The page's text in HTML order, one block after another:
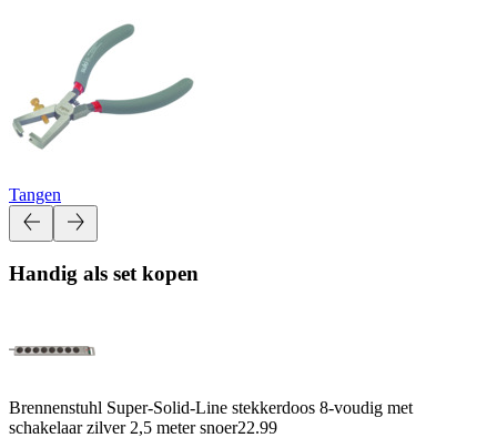
Tangen
Handig als set kopen
Brennenstuhl Super-Solid-Line stekkerdoos 8-voudig met
schakelaar zilver 2,5 meter snoer22.99